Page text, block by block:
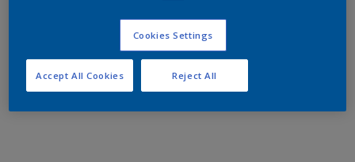
Cookies Settings
Reject All
Accept All Cookies